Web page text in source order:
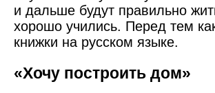
и дальше будут правильно
хорошо учились. Перед тем
книжки на русском языке.
«Хочу построить дом»